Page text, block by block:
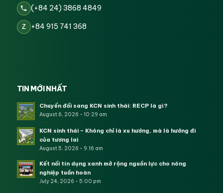
(+84 24) 3868 4849
Z +84 915 741 368
TIN MỚI NHẤT
Chuyển đổi sang KCN sinh thái: RECP là gì?
August 6, 2026 - 10:29 am
KCN sinh thái – Không chỉ là xu hướng, mà là hướng đi
của tương lai
August 5, 2026 - 9:16 am
Kết nối tín dụng xanh mở rộng nguồn lực cho nông
nghiệp tuần hoàn
July 24, 2026 - 5:00 pm